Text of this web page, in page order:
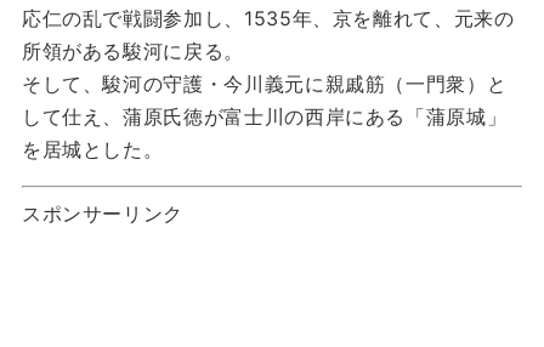
応仁の乱で戦闘参加し、1535年、京を離れて、元来の
所領がある駿河に戻る。
そして、駿河の守護・今川義元に親戚筋（一門衆）と
して仕え、蒲原氏徳が富士川の西岸にある「蒲原城」
を居城とした。
スポンサーリンク